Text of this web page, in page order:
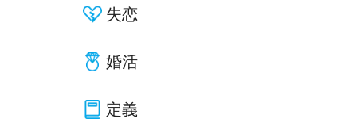
失恋
婚活
定義